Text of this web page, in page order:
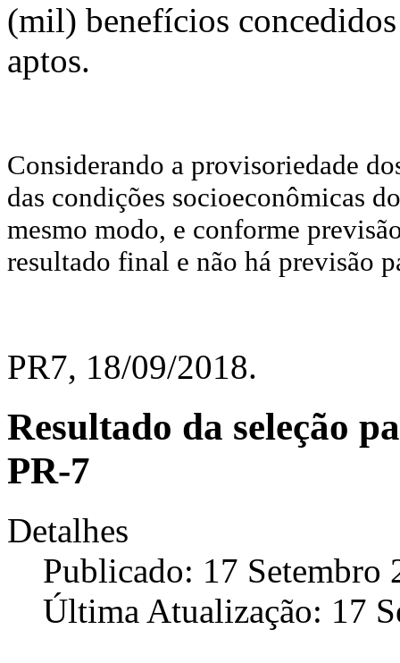
(mil) benefícios
aptos.
Considerando a provisoriedade
das condições socioeconômicas
mesmo modo, e conforme
resultado final e não há previsão
PR7, 18/09/2018.
Resultado da seleção
PR-7
Detalhes
Publicado: 17 Setembro
Última Atualização: 17